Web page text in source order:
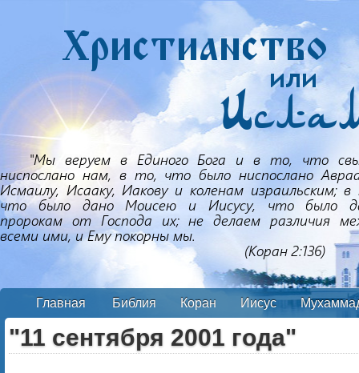
Главная Библия Коран Иисус
"11 сентября 2001 года"